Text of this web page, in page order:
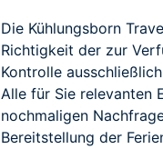
Die Kühlungsborn
Richtigkeit der zur
Kontrolle
Alle für Sie relevanten
nochmaligen
Bereitstellung der